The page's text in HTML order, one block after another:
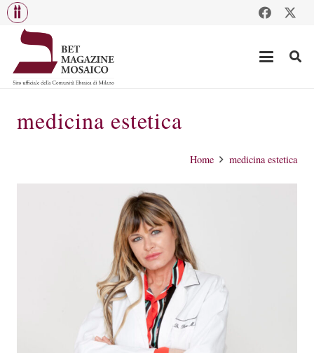
medicina estetica
Home medicina estetica